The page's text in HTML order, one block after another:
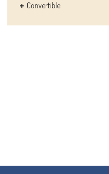
Convertible